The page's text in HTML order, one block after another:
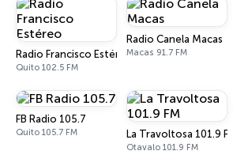
Radio Francisco Estéreo
Quito 102.5 FM
Radio Canela Macas
Macas 91.7 FM
FB Radio 105.7
Quito 105.7 FM La Travoltosa 101.9 FM
Otavalo 101.9 FM